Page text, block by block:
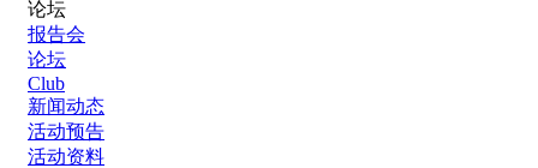
论坛
报告会
论坛
Club
新闻动态
活动预告
活动资料